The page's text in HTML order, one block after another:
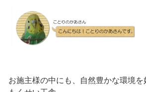
お施主様の中にも、自然豊かな環境